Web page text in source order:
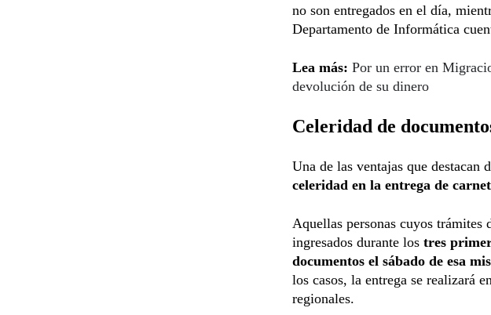
no son entregados en el día,
Departamento de Informática
Lea más: Por un error en
devolución de su dinero
Celeridad de
Una de las ventajas que
celeridad en la entrega de
Aquellas personas cuyos trámites
ingresados durante los tres
documentos el sábado de esa
los casos, la entrega se realizará en
regionales.